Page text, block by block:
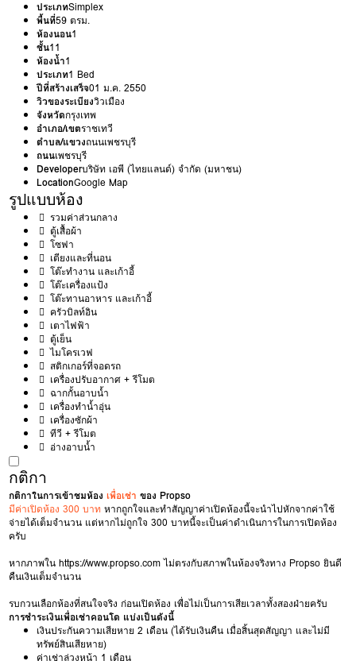
ประเภทSimplex
พื้นที่59 ตรม.
ห้องนอน1
ชั้น11
ห้องน้ำ1
ประเภท1 Bed
ปีที่สร้างเสร็จ01 ม.ค. 2550
วิวของระเบียงวิวเมือง
จังหวัดกรุงเทพ
อำเภอ/เขตราชเทวี
ตำบล/แขวงถนนเพชรบุรี
ถนนเพชรบุรี
Developerบริษัท เอพี (ไทยแลนด์) จำกัด (มหาชน)
LocationGoogle Map
รูปแบบห้อง
รวมค่าส่วนกลาง
ตู้เสื้อผ้า
โซฟา
เตียงและที่นอน
โต๊ะทำงาน และเก้าอี้
โต๊ะเครื่องแป้ง
โต๊ะทานอาหาร และเก้าอี้
ครัวบิลท์อิน
เตาไฟฟ้า
ตู้เย็น
ไมโครเวฟ
สติกเกอร์ที่จอดรถ
เครื่องปรับอากาศ + รีโมต
ฉากกั้นอาบน้ำ
เครื่องทำน้ำอุ่น
เครื่องซักผ้า
ทีวี + รีโมต
อ่างอาบน้ำ
กติกา
กติกาในการเข้าชมห้องเพื่อเช่า ของ Propso
มีค่าเปิดห้อง 300 บาท หากถูกใจและทำสัญญาค่าเปิดห้องนี้จะนำไปหักจากค่าใช้
จ่ายได้เต็มจำนวน แต่หากไม่ถูกใจ 300 บาทนี้จะเป็นค่าดำเนินการในการเปิดห้อง
ครับ
หากภาพในhttps://www.propso.comไม่ตรงกับสภาพในห้องจริงทาง Propso ยินดี
คืนเงินเต็มจำนวน
รบกวนเลือกห้องที่สนใจจริง ก่อนเปิดห้อง เพื่อไม่เป็นการเสียเวลาทั้งสองฝ่ายครับ
การชำระเงินเพื่อเช่าคอนโด แบ่งเป็นดังนี้
เงินประกันความเสียหาย 2 เดือน (ได้รับเงินคืน เมื่อสิ้นสุดสัญญา และไม่มี
ทรัพย์สินเสียหาย)
ค่าเช่าล่วงหน้า 1 เดือน